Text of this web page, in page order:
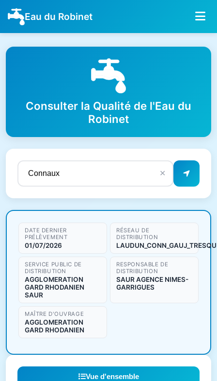
Eau du Robinet
Consulter la Qualité de l'Eau du
Robinet
✕
Résultats de qualité de l'eau
DATE DERNIER
PRÉLÈVEMENT
01/07/2026
RÉSEAU DE
DISTRIBUTION
SERVICE PUBLIC DE
DISTRIBUTION
AGGLOMERATION
GARD RHODANIEN
SAUR
RESPONSABLE DE
DISTRIBUTION
SAUR AGENCE NIMES-
GARRIGUES
MAÎTRE D'OUVRAGE
AGGLOMERATION
GARD RHODANIEN
Vue d'ensemble